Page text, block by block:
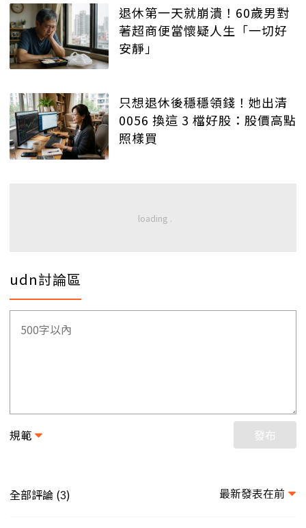
退休第一天就崩潰！60歲男對
著超商便當懷疑人生「一切好
安靜」
只想退休後穩穩領錢！她出清
0056 換這 3 檔好股：股價高點
照樣買
udn討論區
規範 發布
全部評論 (3) 最新發表在前